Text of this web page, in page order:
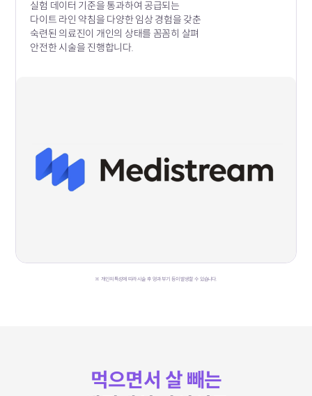
실험 데이터 기준을 통과하여 공급되는
다이트 라인 약침을 다양한 임상 경험을 갖춘
숙련된 의료진이 개인의 상태를 꼼꼼히 살펴
안전한 시술을 진행합니다.
※ 개인의 특성에 띠라 시술 후 멍과 부기 등이 발생할 수 있습니다.
먹으면서 살 빼는